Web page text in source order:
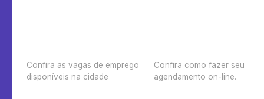
Confira as vagas de emprego
disponíveis na cidade
Confira como fazer seu
agendamento on-line.